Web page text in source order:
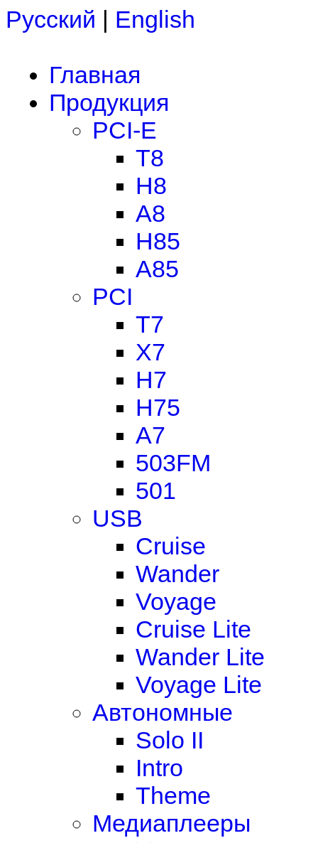
Русский | English
Главная
Продукция
PCI-E
T8
H8
A8
H85
A85
PCI
T7
X7
H7
H75
A7
503FM
501
USB
Cruise
Wander
Voyage
Cruise Lite
Wander Lite
Voyage Lite
Автономные
Solo II
Intro
Theme
Медиаплееры